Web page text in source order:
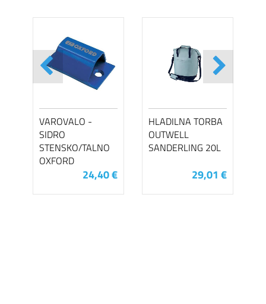
VAROVALO -
SIDRO
STENSKO/TALNO
OXFORD
24,40 €
HLADILNA TORBA
OUTWELL
SANDERLING 20L
29,01 €